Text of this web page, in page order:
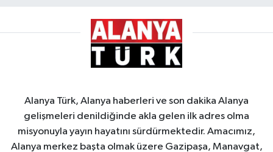
Alanya Türk, Alanya haberleri ve son dakika Alanya
gelişmeleri denildiğinde akla gelen ilk adres olma
misyonuyla yayın hayatını sürdürmektedir. Amacımız,
Alanya merkez başta olmak üzere Gazipaşa, Manavgat,